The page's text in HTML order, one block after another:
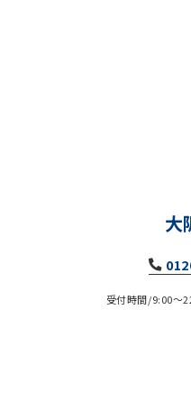
大
受付時間/9:00～